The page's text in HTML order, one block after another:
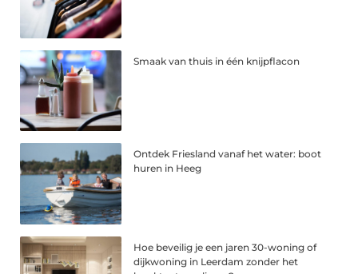
Smaak van thuis in één knijpflacon
Ontdek Friesland vanaf het water: boot
huren in Heeg
Hoe beveilig je een jaren 30-woning of
dijkwoning in Leerdam zonder het